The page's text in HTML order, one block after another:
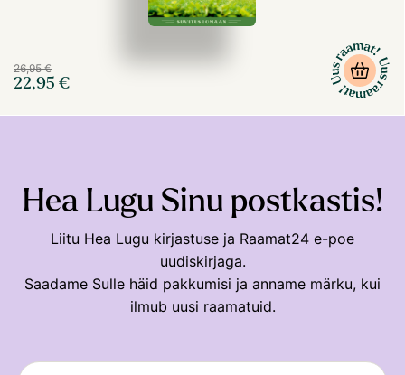
26,95 €
22,95 €
Hea Lugu Sinu postkastis!
Liitu Hea Lugu kirjastuse ja Raamat24 e-poe
uudiskirjaga.
Saadame Sulle häid pakkumisi ja anname märku, kui
ilmub uusi raamatuid.